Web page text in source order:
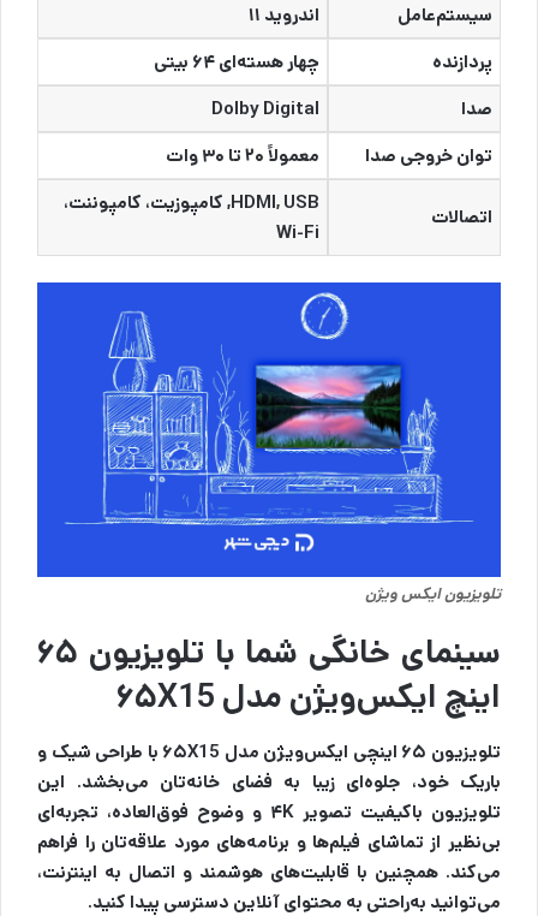
سیستم‌عامل
اندروید ۱۱
پردازنده
چهار هسته‌ای ۶۴ بیتی
صدا
Dolby Digital
توان خروجی صدا
معمولاً ۲۰ تا ۳۰ وات
اتصالات
HDMI, USB, کامپوزیت، کامپوننت،
Wi-Fi
تلویزیون ایکس ویژن
سینمای خانگی شما با تلویزیون ۶۵
اینچ ایکس‌ویژن مدل ۶۵X15
تلویزیون ۶۵ اینچی ایکس‌ویژن مدل ۶۵X15 با طراحی شیک و
باریک خود، جلوه‌ای زیبا به فضای خانه‌تان می‌بخشد. این
تلویزیون باکیفیت تصویر ۴K و وضوح فوق‌العاده، تجربه‌ای
بی‌نظیر از تماشای فیلم‌ها و برنامه‌های مورد علاقه‌تان را فراهم
می‌کند. همچنین با قابلیت‌های هوشمند و اتصال به اینترنت،
می‌توانید به‌راحتی به محتوای آنلاین دسترسی پیدا کنید.